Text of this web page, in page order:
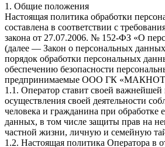
1. Общие положения
Настоящая политика обработки
составлена в соответствии с
закона от 27.07.2006. № 152-ФЗ «О
(далее — Закон о персональных
порядок обработки персональных
обеспечению безопасности
предпринимаемые ООО ГК
1.1. Оператор ставит своей
осуществления своей деятельности
человека и гражданина при обработке
данных, в том числе защиты прав на
частной жизни, личную и семейную
1.2. Настоящая политика Оператора в